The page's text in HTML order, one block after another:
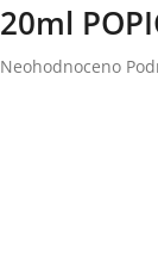
20ml
Průměrné
Neohodnoceno